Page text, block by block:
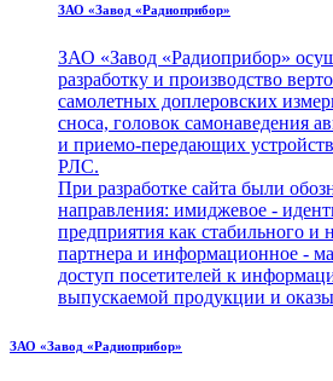
ЗАО «Завод «Радиоприбор»
ЗАО «Завод «Радиоприбор»
разработку и производство
самолетных доплеровских
сноса, головок самонаведения
и приемо-передающих
РЛС.
При разработке сайта были
направления: имиджевое -
предприятия как стабильного и
партнера и информационное -
доступ посетителей к
выпускаемой продукции и
ЗАО «Завод «Радиоприбор»